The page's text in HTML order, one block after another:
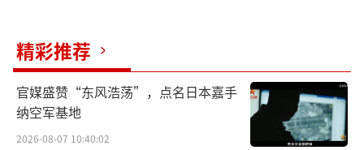
精彩推荐
官媒盛赞“东风浩荡”，点名日本嘉手
纳空军基地
2026-08-07 10:40:02